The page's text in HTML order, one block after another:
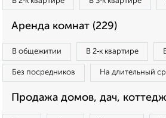
Аренда комнат (229)
В общежитии В 2‑к квартире
Без посредников На длительный
Продажа домов, дач,